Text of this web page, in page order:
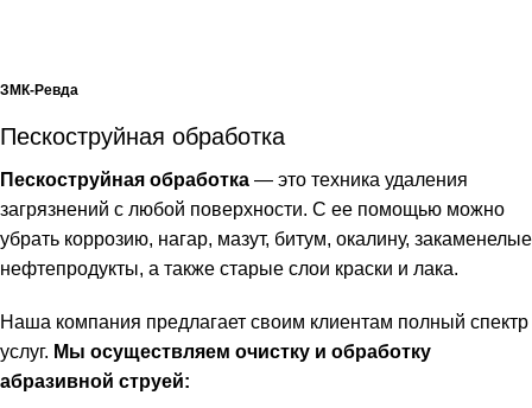
ЗМК-Ревда
Пескоструйная обработка
Пескоструйная обработка — это техника удаления
загрязнений с любой поверхности. С ее помощью можно
убрать коррозию, нагар, мазут, битум, окалину, закаменелые
нефтепродукты, а также старые слои краски и лака.
Наша компания предлагает своим клиентам полный спектр
услуг. Мы осуществляем очистку и обработку
абразивной струей: